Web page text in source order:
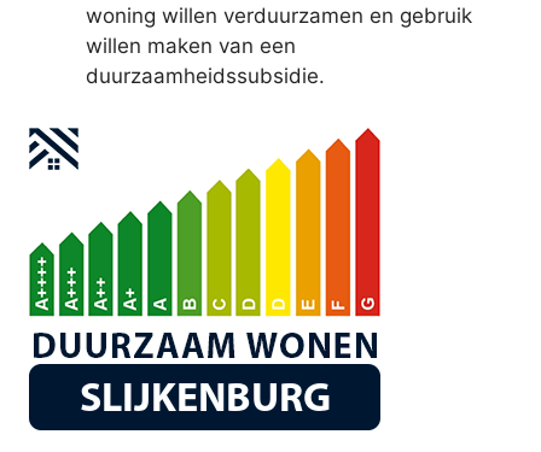
woning willen verduurzamen en gebruik
willen maken van een
duurzaamheidssubsidie.